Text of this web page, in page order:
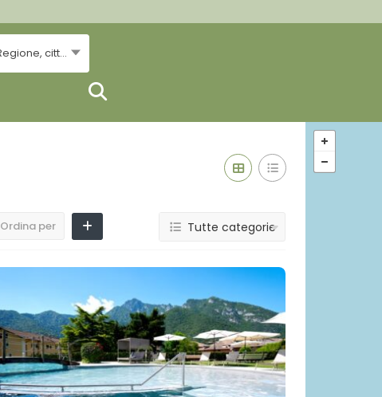
..Regione, città...
Ordina per Tutte categorie